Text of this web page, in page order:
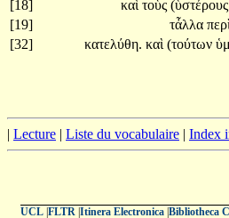
[18]
καὶ τοὺς
[19]
τἆλλα περὶ
[32]
κατελύθη. καὶ (τούτων
| Lecture | Liste du vocabulaire | Index
UCL| FLTR| Itinera Electronica| Bibliotheca